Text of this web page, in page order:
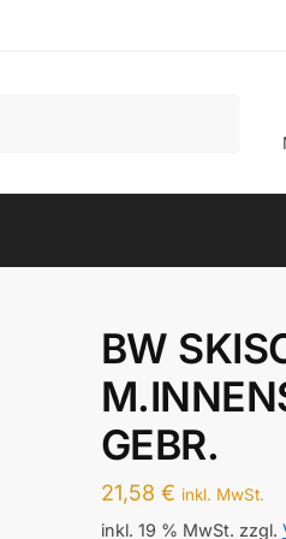
BW
GEBR.
21,58 € inkl. MwSt.
inkl. 19 % MwSt. zzgl.